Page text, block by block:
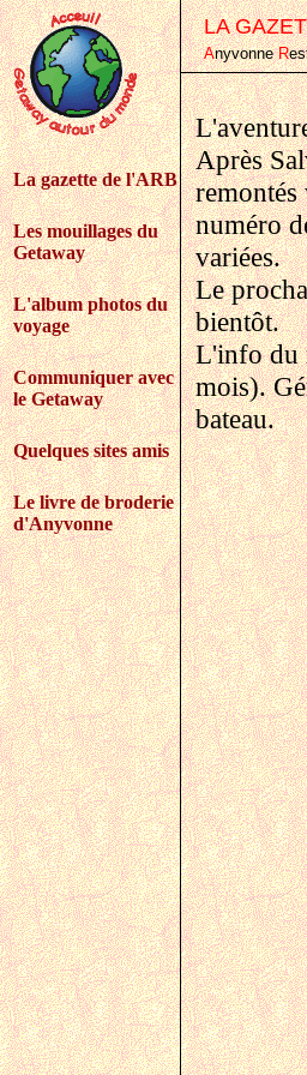
La gazette de l'ARB
Les mouillages du
Getaway
L'album photos du
voyage
Communiquer avec
le Getaway
Quelques sites amis
Le livre de broderie
d'Anyvonne
LA
AnyvonneR
Après
numéro
variées.
Le
bientôt.
L'info du
mois).
bateau.